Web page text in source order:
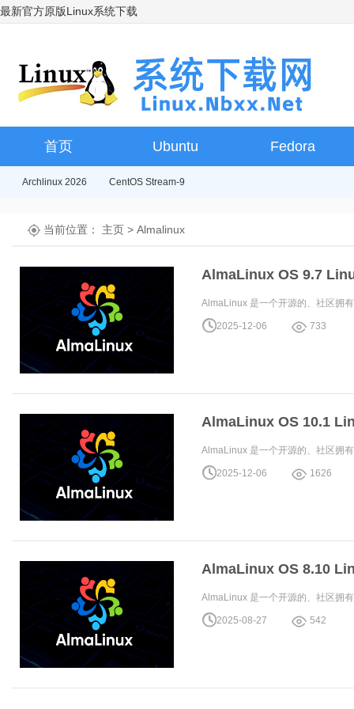
最新官方原版Linux系统下载
首页 Ubuntu Fedora
Archlinux 2026 CentOS Stream-9
当前位置： 主页 > Almalinux
AlmaLinux OS 9.7
AlmaLinux 是一个开源的、社区拥
2025-12-06 733
AlmaLinux OS 10.1
AlmaLinux 是一个开源的、社区拥
2025-12-06 1626
AlmaLinux OS 8.10
AlmaLinux 是一个开源的、社区拥
2025-08-27 542